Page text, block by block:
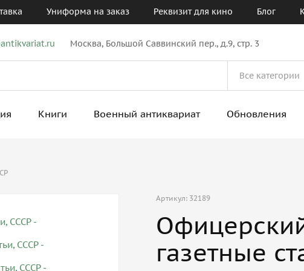
Униформа на заказ Реквизит для кино Блог
Москва, Большой Саввинский пер., д.9, стр. 3
Книги Военный антиквариат Обновления
Артикул: 32189
газетные